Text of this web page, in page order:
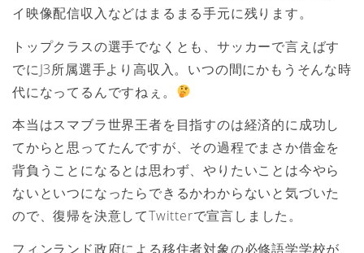
イ映像配信収入などはまるまる手元に残ります。
トップクラスの選手でなくとも、サッカーで言えばす
でにJ3所属選手より高収入。いつの間にかもうそんな時
代になってるんですねぇ。
本当はスマブラ世界王者を目指すのは経済的に成功し
てからと思ってたんですが、その過程でまさか借金を
背負うことになるとは思わず、やりたいことは今やら
ないといつになったらできるかわからないと気づいた
ので、復帰を決意してTwitterで宣言しました。
フィンランド政府による移住者対象の必修語学学校が